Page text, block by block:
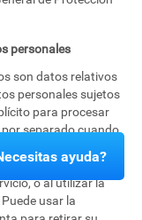
personales
son datos relativos
personales sujetos
para procesar
separado cuando
datos, por ejemplo,
acceso a sus
o al utilizar la
usar la
ayuda?